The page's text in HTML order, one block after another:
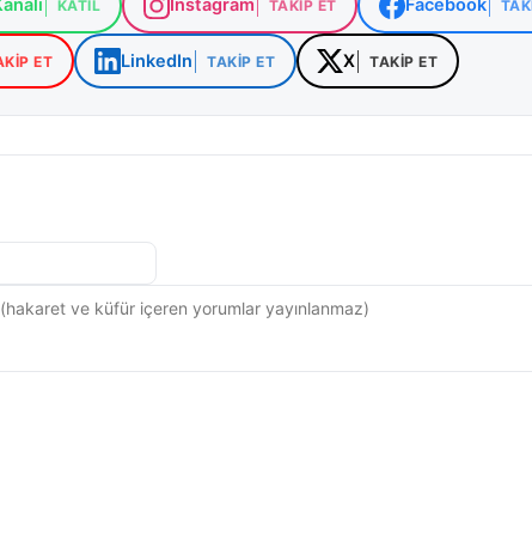
üzerinden erişilebiliyor.
tarımsal faaliyetlerin yoğun olarak sürdürüldüğü
de dikkatini çekti. Su altında kalan alanlarda
taşkın riskinin arttığına dikkat çekiyor.
ve su seviyelerindeki değişimi yakından izlemeyi
etkisini bir kez daha gözler önüne sererken,
bildirildi.
KATIL Instagram TAKIP ET Facebook
ET LinkedIn TAKIP ET X TAKIP ET